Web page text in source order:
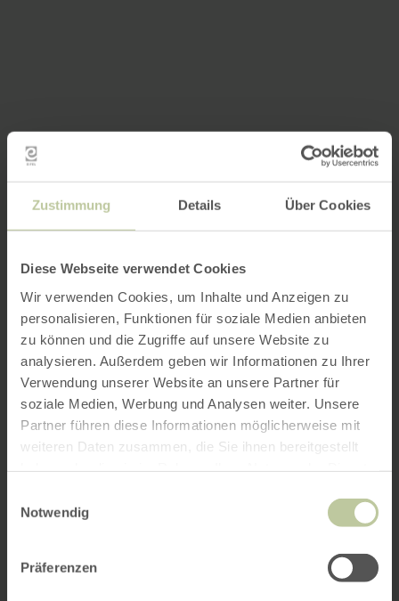
Zustimmung Details Über Cookies
Diese Webseite verwendet Cookies
Wir verwenden Cookies, um Inhalte und Anzeigen zu
personalisieren, Funktionen für soziale Medien anbieten
zu können und die Zugriffe auf unsere Website zu
analysieren. Außerdem geben wir Informationen zu Ihrer
Verwendung unserer Website an unsere Partner für
soziale Medien, Werbung und Analysen weiter. Unsere
Partner führen diese Informationen möglicherweise mit
weiteren Daten zusammen, die Sie ihnen bereitgestellt
Notwendig
Präferenzen